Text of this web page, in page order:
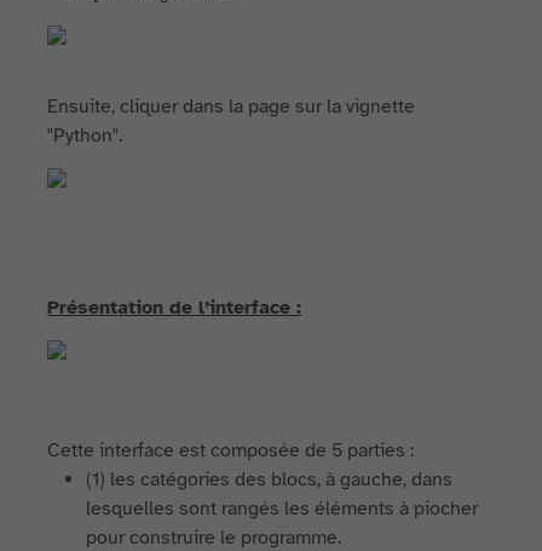
Ensuite, cliquer dans la page sur la vignette
"Python".
Présentation de l’interface :
Cette interface est composée de 5 parties :
(1) les catégories des blocs, à gauche, dans
lesquelles sont rangés les éléments à piocher
pour construire le programme.